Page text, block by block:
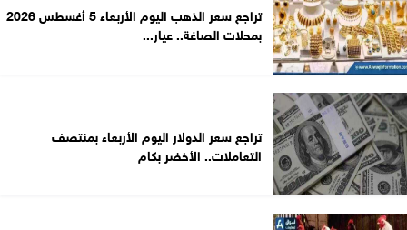
تراجع سعر الذهب اليوم الأربعاء 5 أغسطس 2026
بمحلات الصاغة.. عيار...
تراجع سعر الدولار اليوم الأربعاء بمنتصف
التعاملات.. الأخضر بكام